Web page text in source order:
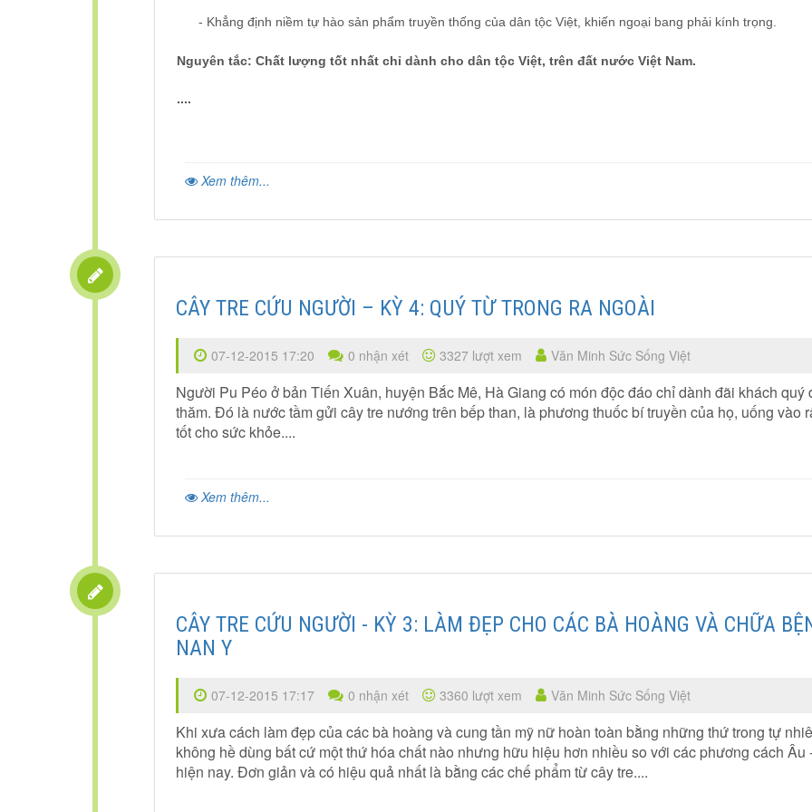
- Khẳng định niềm tự hào sản phẩm truyền thống của dân tộc Việt, khiến ngoại bang phải kính trọng.
Nguyên tắc: Chất lượng tốt nhất chỉ dành cho dân tộc Việt, trên đất nước Việt Nam.
....
Xem thêm...
CÂY TRE CỨU NGƯỜI – KỲ 4: QUÝ TỪ TRONG RA NGOÀI
07-12-2015 17:20 0 nhận xét 3327 lượt xem Văn Minh Sức Sống Việt
Người Pu Péo ở bản Tiến Xuân, huyện Bắc Mê, Hà Giang có món độc đáo chỉ dành đãi khách quý
thăm. Đó là nước tầm gửi cây tre nướng trên bếp than, là phương thuốc bí truyền của họ, uống vào
tốt cho sức khỏe....
Xem thêm...
CÂY TRE CỨU NGƯỜI - KỲ 3: LÀM ĐẸP CHO CÁC BÀ HOÀNG VÀ CHỮA
NAN Y
07-12-2015 17:17 0 nhận xét 3360 lượt xem Văn Minh Sức Sống Việt
Khi xưa cách làm đẹp của các bà hoàng và cung tần mỹ nữ hoàn toàn bằng những thứ trong tự
không hề dùng bất cứ một thứ hóa chất nào nhưng hữu hiệu hơn nhiều so với các phương cách Âu
hiện nay. Đơn giản và có hiệu quả nhất là bằng các chế phẩm từ cây tre....